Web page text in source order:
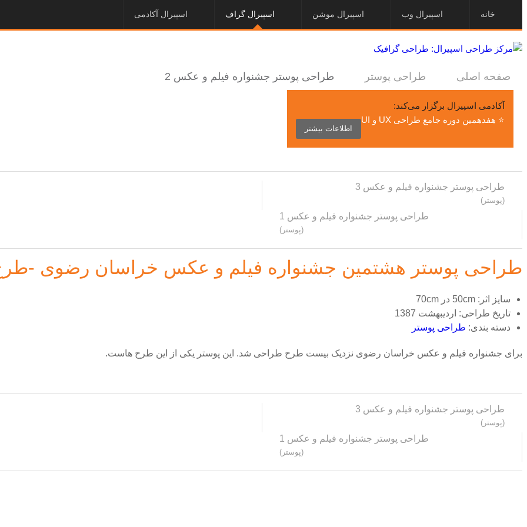
خانه اسپیرال وب اسپیرال موشن اسپیرال گراف اسپیرال آکادمی
صفحه اصلی طراحی پوستر طراحی پوستر جشنواره فیلم و عکس 2
آکادمی اسپیرال برگزار می‌کند:
⭐ هفدهمین دوره جامع طراحی UX و UI
اطلاعات بیشتر
طراحی پوستر جشنواره فیلم و عکس 3
(پوستر)
طراحی پوستر جشنواره فیلم و عکس 1
(پوستر)
طراحی پوستر هشتمین جشنواره فیلم و عکس خراسان رضوی -
سایز اثر:
تاریخ طراحی: اردیبهشت 1387
دسته بندی: طراحی پوستر
برای جشنواره فیلم و عکس خراسان رضوی نزدیک بیست طرح طراحی شد. این پوستر یکی از این طرح هاست.
طراحی پوستر جشنواره فیلم و عکس 3
(پوستر)
طراحی پوستر جشنواره فیلم و عکس 1
(پوستر)